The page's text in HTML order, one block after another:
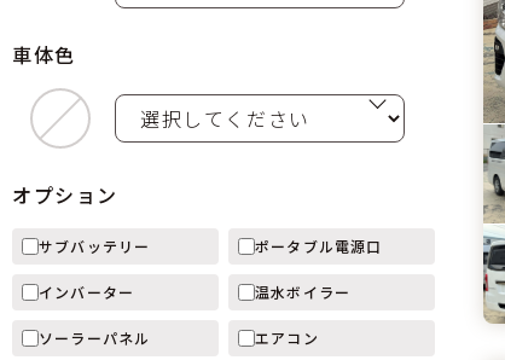
車体色
オプション
サブバッテリー ポータブル電源口
インバーター 温水ボイラー
ソーラーパネル エアコン